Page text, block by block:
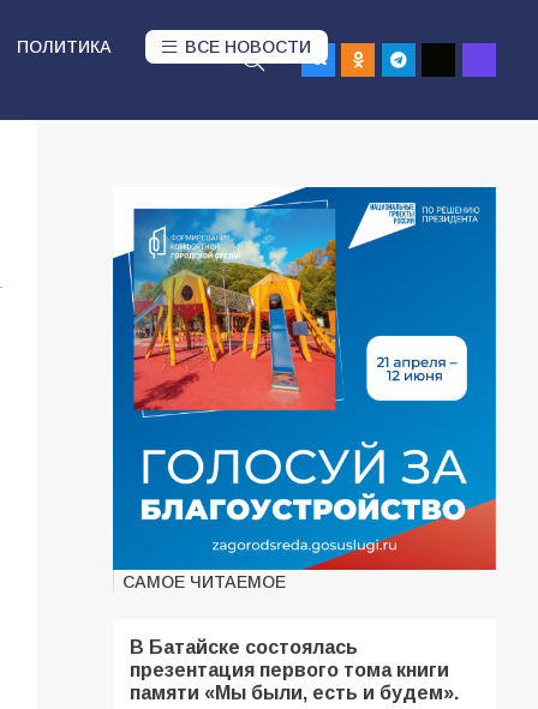
ПОЛИТИКА ВСЕ НОВОСТИ
САМОЕ ЧИТАЕМОЕ
В Батайске состоялась
презентация первого тома книги
памяти «Мы были, есть и будем».